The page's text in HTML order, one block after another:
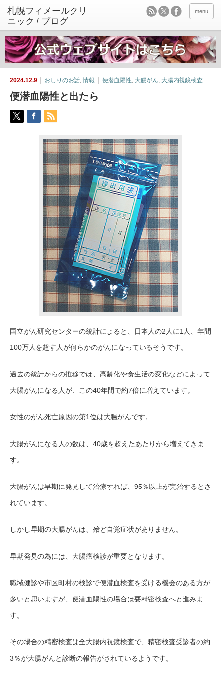
menu
2024.12.9 おしりのお話,情報 便潜血陽性, 大腸がん, 大腸内視鏡検査
便潜血陽性と出たら
国立がん研究センターの統計によると、日本人の2人に1人、年間
100万人を超す人が何らかのがんになっているそうです。
過去の統計からの推移では、高齢化や食生活の変化などによって
大腸がんになる人が、この40年間で約7倍に増えています。
女性のがん死亡原因の第1位は大腸がんです。
大腸がんになる人の数は、40歳を超えたあたりから増えてきま
す。
大腸がんは早期に発見して治療すれば、95％以上が完治するとさ
れています。
しかし早期の大腸がんは、殆ど自覚症状がありません。
早期発見の為には、大腸癌検診が重要となります。
職域健診や市区町村の検診で便潜血検査を受ける機会のある方が
多いと思いますが、便潜血陽性の場合は要精密検査へと進みま
す。
その場合の精密検査は全大腸内視鏡検査で、精密検査受診者の約
3％が大腸がんと診断の報告がされているようです。